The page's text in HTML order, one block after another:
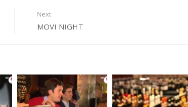
Next
MOVI NIGHT